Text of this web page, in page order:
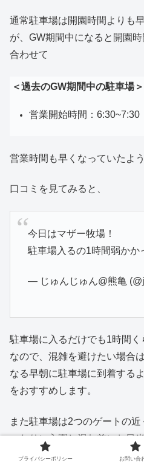
通常駐車場は開園時間よりも
が、GW期間中になると開園
合わせて
＜過去のGW期間中の駐車場＞
営業開始時間：6:30~7:30
営業時間も早くなっていたよう
口コミを見てみると、
今日はマザー牧場！
駐車場入るの1時間弱かか
— じゅんじゅん@熊亀
駐車場に入るだけでも1時間く
なので、混雑を避けたい場合
なる早朝に駐車場に到着する
をおすすめします。
また駐車場は2つのゲートの
ったりに入園し混む前にお目
マップをよく確認してお目当
プライバシーポリシー お問い合